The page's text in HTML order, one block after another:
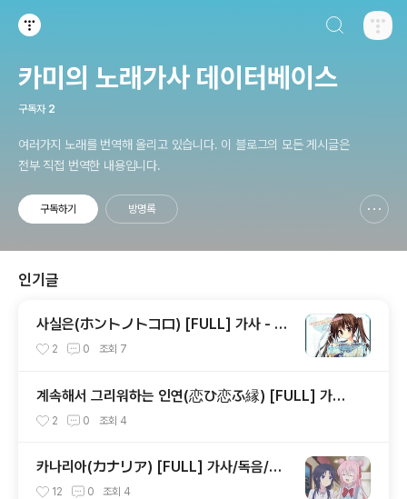
카미의 노래가사 데이터베이스
구독자 2
여러가지 노래를 번역해 올리고 있습니다. 이 블로그의 모든 게시글은
전부 직접 번역한 내용입니다.
구독하기 방명록
인기글
사실은(ホントノトコロ) [FULL] 가사 - 여
동생의 성역 (妹のセイイキ) OP
2 0 조회 7
계속해서 그리워하는 인연(恋ひ恋ふ縁) [FULL] 가사/
독음/번역 - 천연 만화 (千恋＊万花) OP
2 0 조회 4
카나리아(カナリア) [FULL] 가사/독음/번
역 - 해피 슈가 라이프(ハッピーシュガーラ
12 0 조회 4